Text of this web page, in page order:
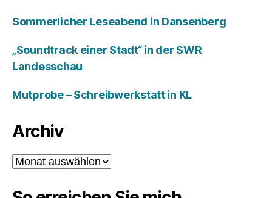
Sommerlicher Leseabend in Dansenberg
„Soundtrack einer Stadt“ in der SWR
Landesschau
Mutprobe – Schreibwerkstatt in KL
Archiv
Archiv